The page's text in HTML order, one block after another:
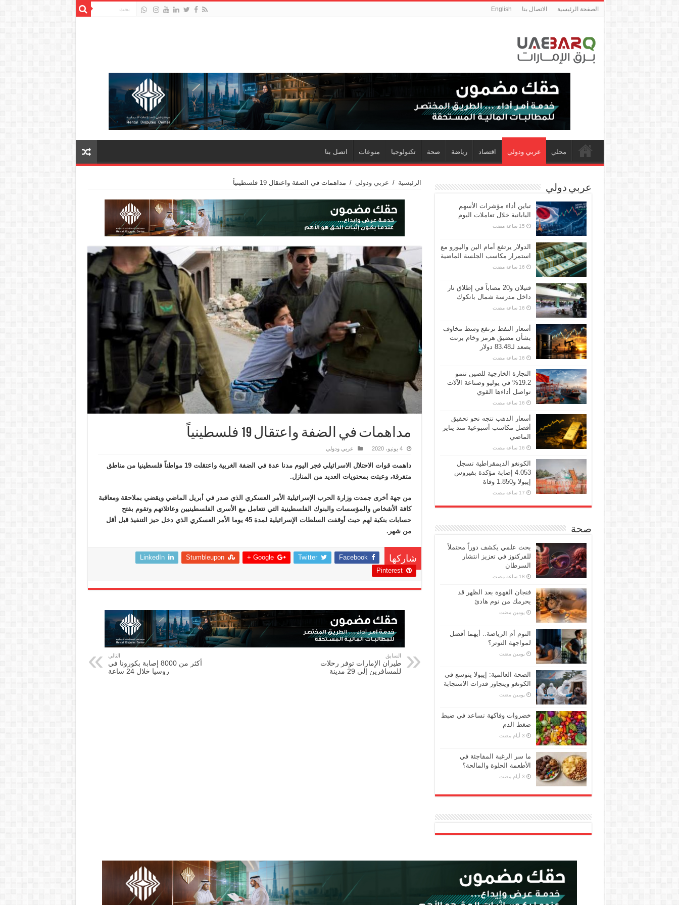
الصفحة الرئيسية الاتصال بنا English
محلي عربي ودولي اقتصاد رياضة صحة تكنولوجيا منوعات اتصل بنا
الرئيسية / عربي ودولي / مداهمات في الضفة واعتقال 19 فلسطينياً
مداهمات في الضفة واعتقال 19 فلسطينياً
4 يونيو، 2020 عربي ودولي
داهمت قوات الاحتلال الاسرائيلي فجر اليوم مدنا عدة في الضفة الغربية واعتقلت 19 مواطناً فلسطينيا من مناطق
متفرقة، وعبثت بمحتويات العديد من المنازل.
من جهة أخرى جمدت وزارة الحرب الإسرائيلية الأمر العسكري الذي صدر في أبريل الماضي ويقضي بملاحقة ومعاقبة
كافة الأشخاص والمؤسسات والبنوك الفلسطينية التي تتعامل مع الأسرى الفلسطينيين وعائلاتهم وتقوم بفتح
حسابات بنكية لهم حيث أوقفت السلطات الإسرائيلية لمدة 45 يوما الأمر العسكري الذي دخل حيز التنفيذ قبل أقل
من شهر.
شاركها Facebook
Twitter
Google +
Stumbleupon
LinkedIn
Pinterest
السابق
طيران الإمارات توفر رحلات
للمسافرين إلى 29 مدينة
التالي
أكثر من 8000 إصابة بكورونا في
روسيا خلال 24 ساعة
عربي دولي
تباين أداء مؤشرات الأسهم
اليابانية خلال تعاملات اليوم
الدولار يرتفع أمام الين واليورو مع
استمرار مكاسب الجلسة الماضية
قتيلان و20 مصاباً في إطلاق نار
داخل مدرسة شمال بانكوك
أسعار النفط ترتفع وسط مخاوف
بشأن مضيق هرمز وخام برنت
يصعد لـ83.48 دولار
التجارة الخارجية للصين تنمو
19.2% في يوليو وصناعة الآلات
تواصل أداءها القوي
أسعار الذهب تتجه نحو تحقيق
أفضل مكاسب أسبوعية منذ يناير
الماضي
الكونغو الديمقراطية تسجل
4.053 إصابة مؤكدة بفيروس
إيبولا و1.850 وفاة
صحة
بحث علمي يكشف دوراً محتملاً
للفركتوز في تعزيز انتشار
السرطان
فنجان القهوة بعد الظهر قد
يحرمك من نوم هادئ
‏يومين مضت
النوم أم الرياضة.. أيهما أفضل
لمواجهة التوتر؟
‏يومين مضت
الصحة العالمية: إيبولا يتوسع في
الكونغو ويتجاوز قدرات الاستجابة
‏يومين مضت
خضروات وفاكهة تساعد في ضبط
ضغط الدم
ما سر الرغبة المفاجئة في
الأطعمة الحلوة والمالحة؟